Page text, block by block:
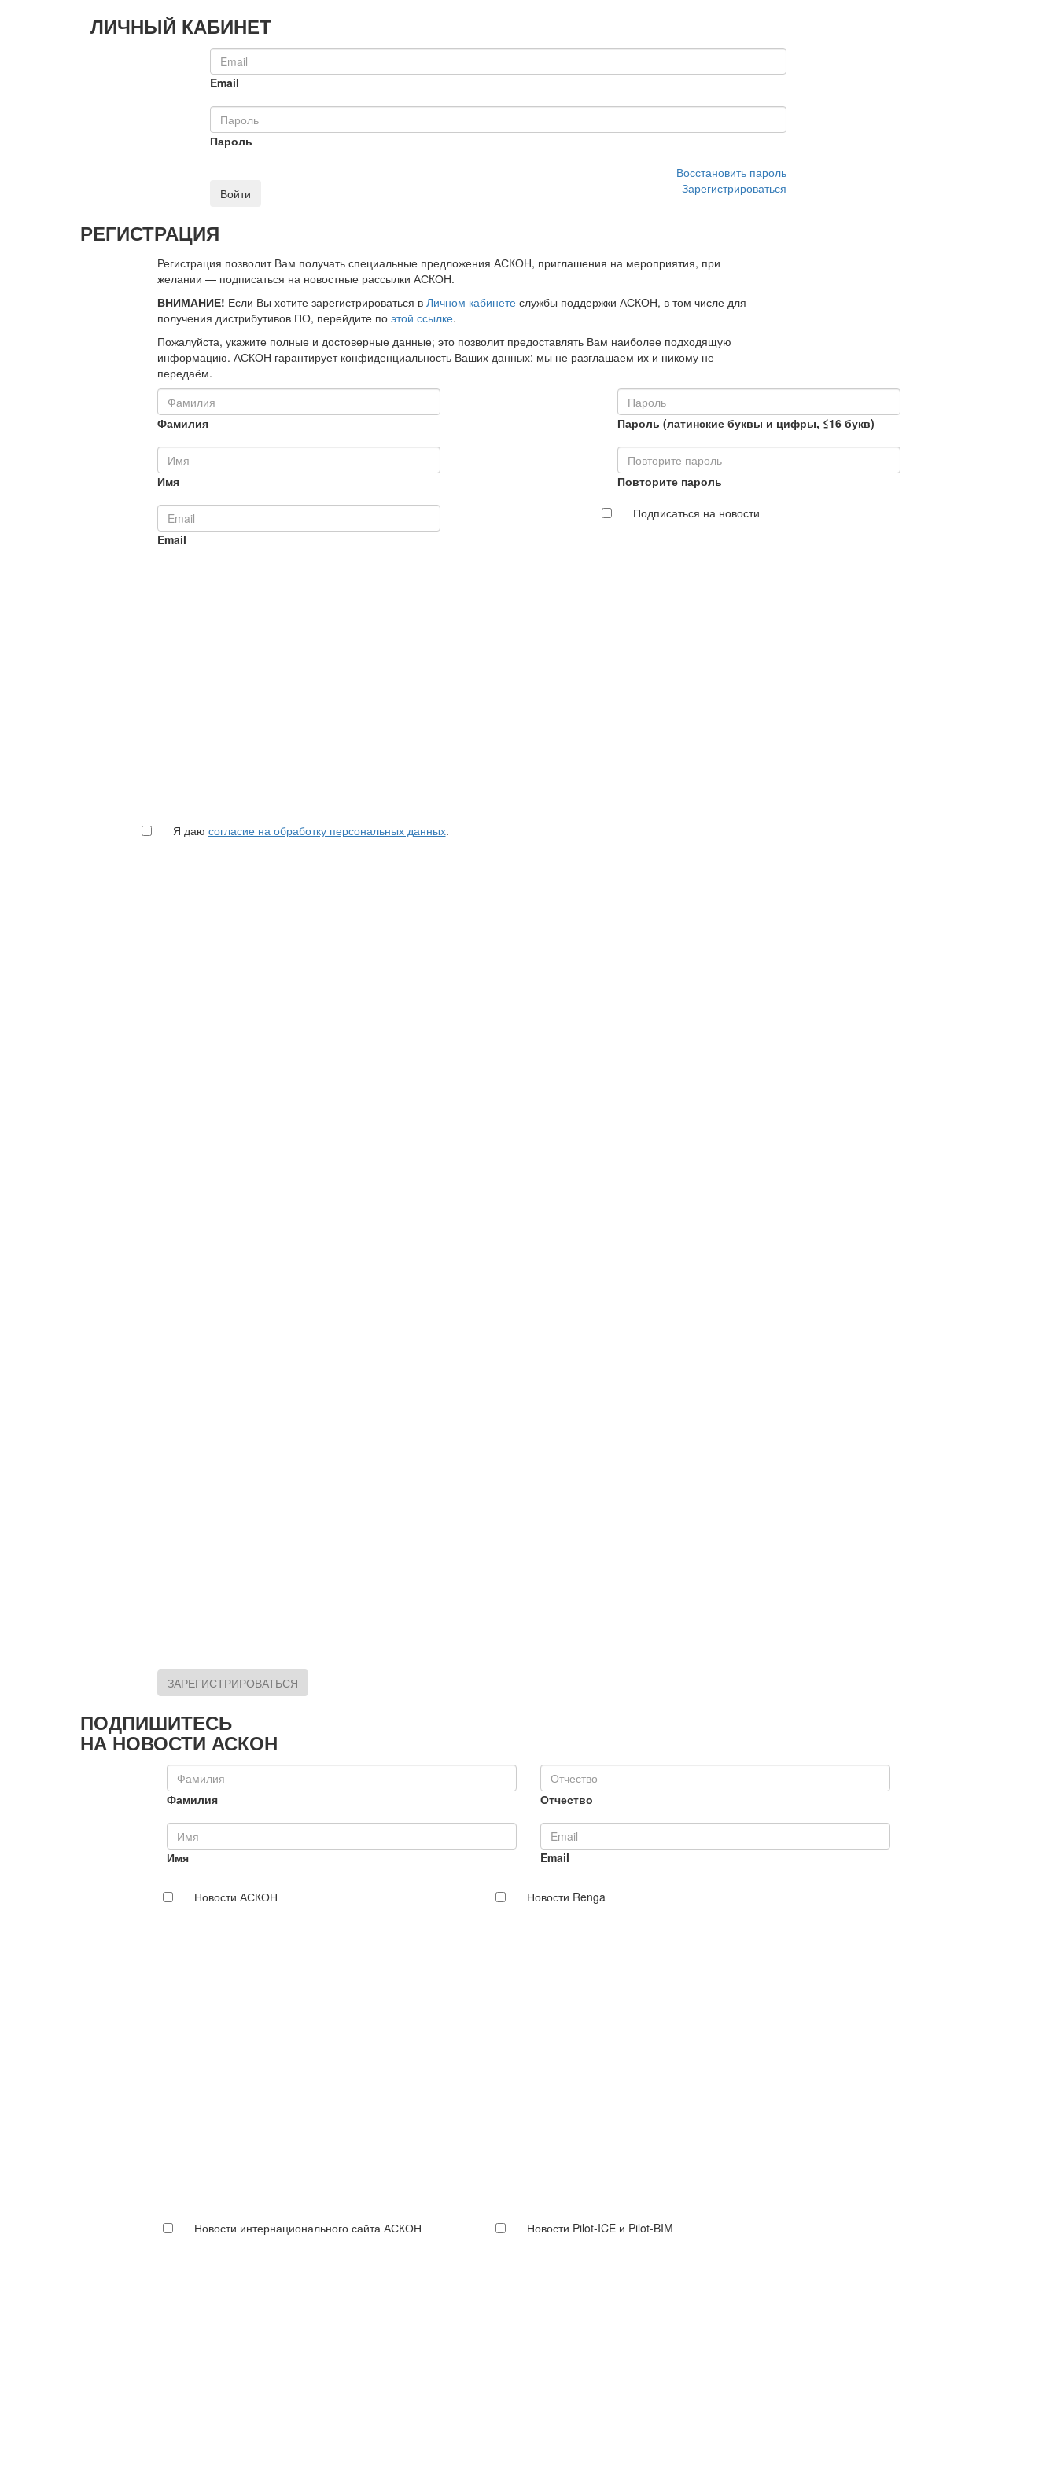
ЛИЧНЫЙ КАБИНЕТ
Email
Пароль
Восстановить пароль
Войти
Зарегистрироваться
РЕГИСТРАЦИЯ
Регистрация позволит Вам получать специальные предложения АСКОН, приглашения на мероприятия, при
желании — подписаться на новостные рассылки АСКОН.
ВНИМАНИЕ! Если Вы хотите зарегистрироваться в Личном кабинетеслужбы поддержки АСКОН, в том числе для
получения дистрибутивов ПО, перейдите по этой ссылке.
Пожалуйста, укажите полные и достоверные данные; это позволит предоставлять Вам наиболее подходящую
информацию. АСКОН гарантирует конфиденциальность Ваших данных: мы не разглашаем их и никому не
передаём.
Фамилия
Имя
Email
Пароль (латинские буквы и цифры, ≤16 букв)
Повторите пароль
Подписаться на новости
Я даю согласие на обработку персональных данных.
ЗАРЕГИСТРИРОВАТЬСЯ
ПОДПИШИТЕСЬ
НА НОВОСТИ АСКОН
Фамилия
Имя
Отчество
Email
Новости АСКОН
Новости интернационального сайта АСКОН
Новости Renga
Новости Pilot-ICE и Pilot-BIM